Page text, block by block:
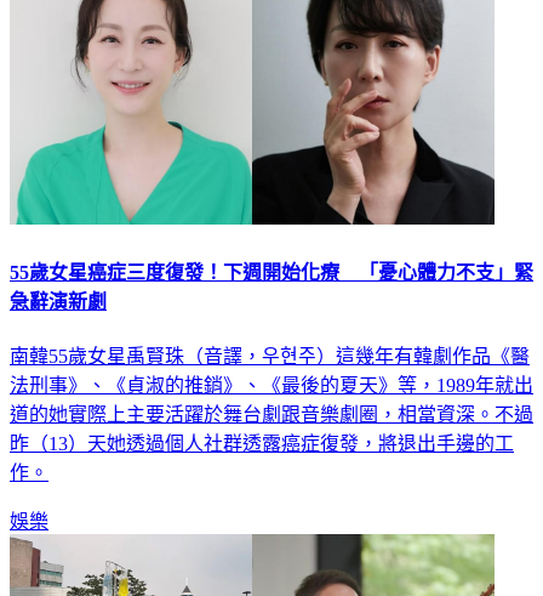
55歲女星癌症三度復發！下週開始化療 「憂心體力不支」緊
急辭演新劇
南韓55歲女星禹賢珠（音譯，우현주）這幾年有韓劇作品《醫
法刑事》、《貞淑的推銷》、《最後的夏天》等，1989年就出
道的她實際上主要活躍於舞台劇跟音樂劇圈，相當資深。不過
昨（13）天她透過個人社群透露癌症復發，將退出手邊的工
作。
娛樂